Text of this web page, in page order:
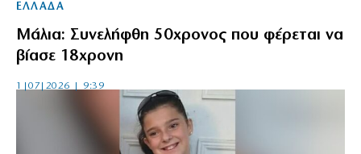
ΕΛΛΑΔΑ
Μάλια: Συνελήφθη 50χρονος που φέρεται να
βίασε 18χρονη
1|07|2026 | 9:39